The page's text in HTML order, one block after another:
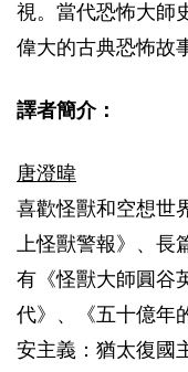
視。當代恐怖大師
偉大的古典恐怖故
譯者簡介：
唐澄暐
喜歡怪獸和空想世
上怪獸警報》、長
有《怪獸大師圓谷
代》、《五十億年
安主義：猶太復國